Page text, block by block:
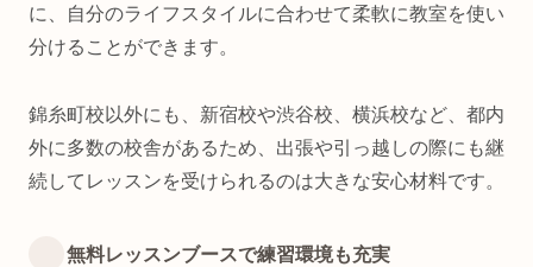
に、自分のライフスタイルに合わせて柔軟に教室を使い
分けることができます。
錦糸町校以外にも、新宿校や渋谷校、横浜校など、都内
外に多数の校舎があるため、出張や引っ越しの際にも継
続してレッスンを受けられるのは大きな安心材料です。
無料レッスンブースで練習環境も充実